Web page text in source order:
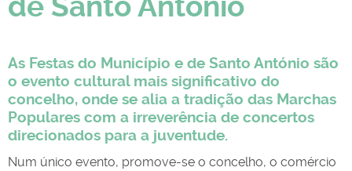
de Santo António
As Festas do Município e de Santo António são
o evento cultural mais significativo do
concelho, onde se alia a tradição das Marchas
Populares com a irreverência de concertos
direcionados para a juventude.
Num único evento, promove-se o concelho, o comércio